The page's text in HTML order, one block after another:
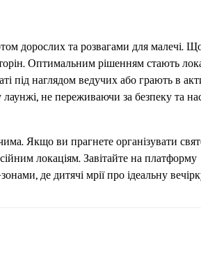
дорослих та розвагами для малечі.
Оптимальним рішенням стають
під наглядом ведучих або грають в
не переживаючи за безпеку та
Якщо ви прагнете організувати
локаціям. Завітайте на платформу
де дитячі мрії про ідеальну